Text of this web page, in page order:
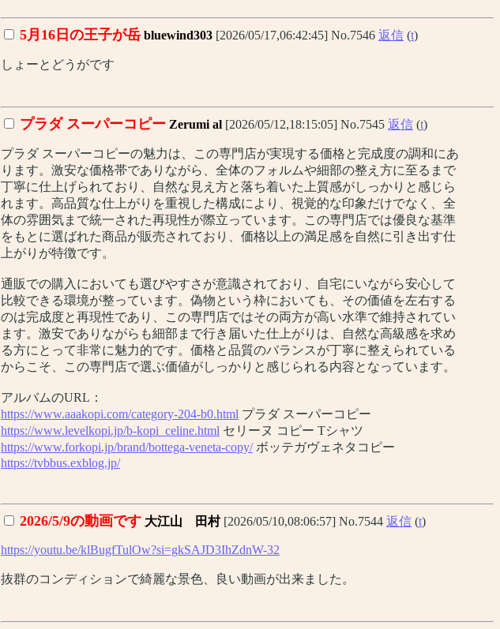
5月16日の王子が岳 bluewind303 [2026/05/17,06:42:45] No.7546 返信 (t)
しょーとどうがです
プラダ スーパーコピー Zerumi al [2026/05/12,18:15:05] No.7545 返信 (t)
プラダ スーパーコピーの魅力は、この専門店が実現する価格と完成度の調和にあ
ります。激安な価格帯でありながら、全体のフォルムや細部の整え方に至るまで
丁寧に仕上げられており、自然な見え方と落ち着いた上質感がしっかりと感じら
れます。高品質な仕上がりを重視した構成により、視覚的な印象だけでなく、全
体の雰囲気まで統一された再現性が際立っています。この専門店では優良な基準
をもとに選ばれた商品が販売されており、価格以上の満足感を自然に引き出す仕
上がりが特徴です。
通販での購入においても選びやすさが意識されており、自宅にいながら安心して
比較できる環境が整っています。偽物という枠においても、その価値を左右する
のは完成度と再現性であり、この専門店ではその両方が高い水準で維持されてい
ます。激安でありながらも細部まで行き届いた仕上がりは、自然な高級感を求め
る方にとって非常に魅力的です。価格と品質のバランスが丁寧に整えられている
からこそ、この専門店で選ぶ価値がしっかりと感じられる内容となっています。
アルバムのURL：
https://www.aaakopi.com/category-204-b0.html プラダ スーパーコピー
https://www.levelkopi.jp/b-kopi_celine.html セリーヌ コピー Tシャツ
https://www.forkopi.jp/brand/bottega-veneta-copy/ボッテガヴェネタコピー
https://tvbbus.exblog.jp/
2026/5/9の動画です 大江山 田村 [2026/05/10,08:06:57] No.7544 返信 (t)
https://youtu.be/klBugfTulOw?si=gkSAJD3IhZdnW-32
抜群のコンディションで綺麗な景色、良い動画が出来ました。